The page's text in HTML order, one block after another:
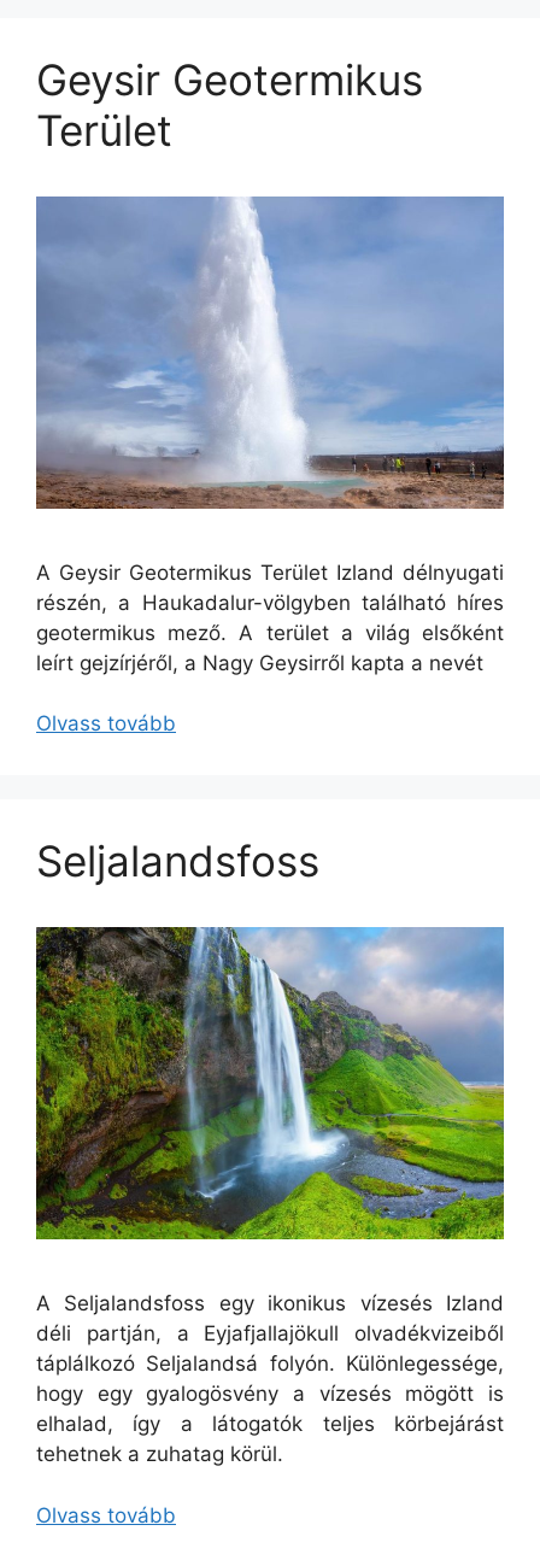
Geysir Geotermikus
Terület
A Geysir Geotermikus Terület Izland délnyugati
részén, a Haukadalur-völgyben található híres
geotermikus mező. A terület a világ elsőként
leírt gejzírjéről, a Nagy Geysirről kapta a nevét
Olvass tovább
Seljalandsfoss
A Seljalandsfoss egy ikonikus vízesés Izland
déli partján, a Eyjafjallajökull olvadékvizeiből
táplálkozó Seljalandsá folyón. Különlegessége,
hogy egy gyalogösvény a vízesés mögött is
elhalad, így a látogatók teljes körbejárást
tehetnek a zuhatag körül.
Olvass tovább